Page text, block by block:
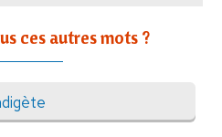
ces autres mots ?